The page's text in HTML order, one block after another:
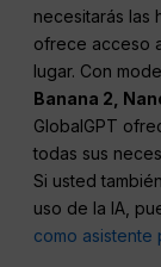
necesitarás las
ofrece acceso
lugar. Con
Banana 2,
GlobalGPT
todas sus
Si usted
uso de la IA,
como asistente